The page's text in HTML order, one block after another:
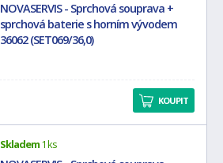
NOVASERVIS - Sprchová souprava +
sprchová baterie s horním vývodem
36062 (SET069/36,0)
KOUPIT
Skladem1 ks